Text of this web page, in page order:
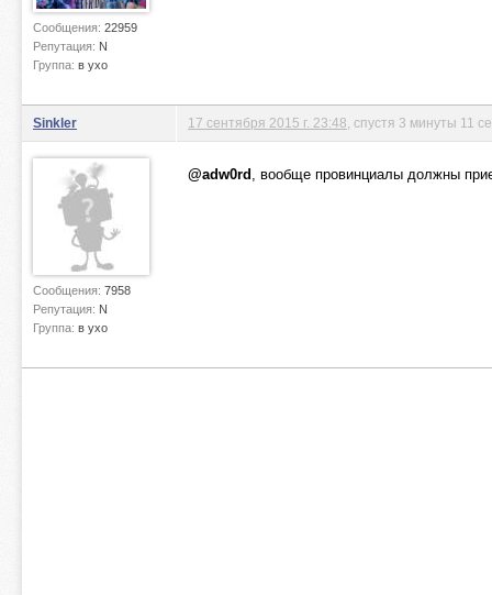
Сообщения: 22959
Репутация: N
Группа: в ухо
Sinkler
Сообщения: 7958
Репутация: N
Группа: в ухо
17 сентября 2015 г. 23:48 , спустя 3 минуты 11
@adw0rd , вообще провинциалы должны